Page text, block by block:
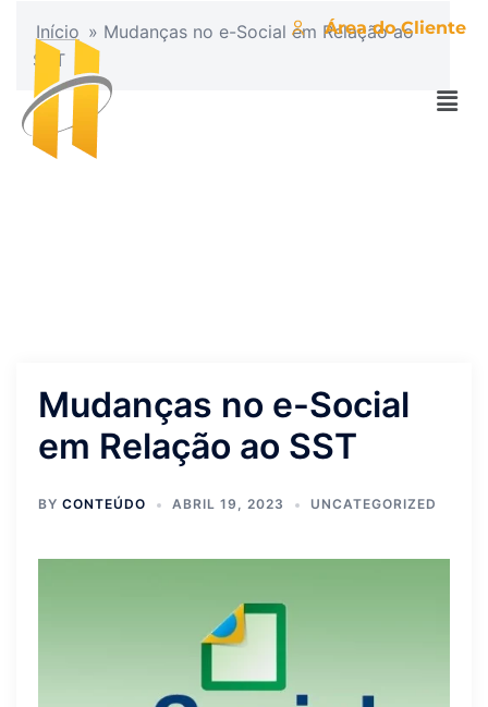
Área do Cliente
Início » Mudanças no e-Social em Relação ao
SST
Mudanças no e-Social
em Relação ao SST
BY CONTEÚDO ABRIL 19, 2023 UNCATEGORIZED